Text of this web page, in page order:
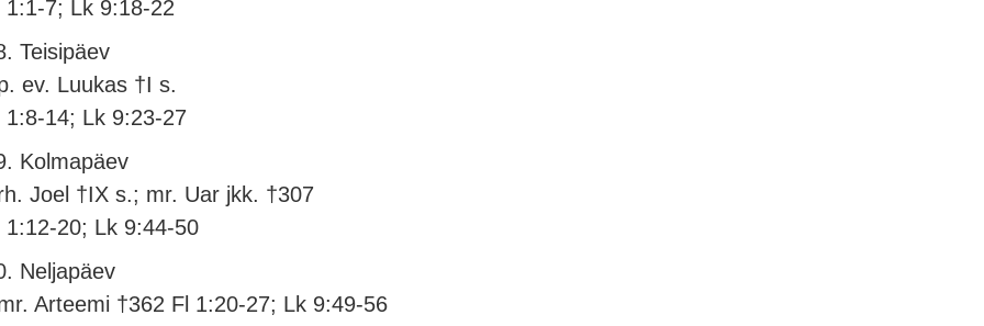
1:1-7; Lk 9:18-22
Teisipäev
ev. Luukas †I s.
1:8-14; Lk 9:23-27
Kolmapäev
Joel †IX s.; mr. Uar jkk. †307
1:12-20; Lk 9:44-50
Neljapäev
Arteemi †362 Fl 1:20-27; Lk 9:49-56